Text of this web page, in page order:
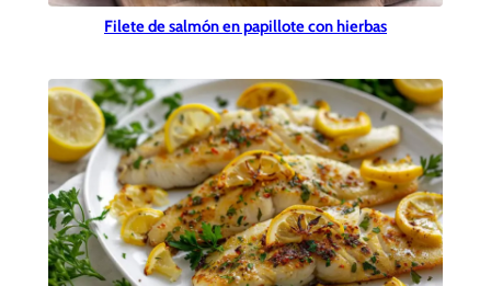
Filete de salmón en papillote con hierbas